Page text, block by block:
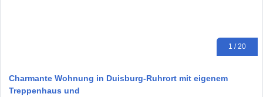
1 / 20
Charmante Wohnung in Duisburg-Ruhrort mit eigenem
Treppenhaus und